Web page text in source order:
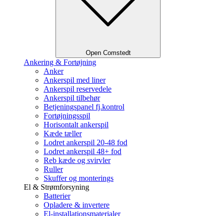
Open Comstedt
Ankering & Fortøjning
Anker
Ankerspil med liner
Ankerspil reservedele
Ankerspil tilbehør
Betjeningspanel fj.kontrol
Fortøjningsspil
Horisontalt ankerspil
Kæde tæller
Lodret ankerspil 20-48 fod
Lodret ankerspil 48+ fod
Reb kæde og svirvler
Ruller
Skuffer og monterings
El & Strømforsyning
Batterier
Opladere & invertere
El-installationsmaterialer